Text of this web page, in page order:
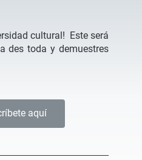
cultural! Este será
des toda y demuestres
aquí